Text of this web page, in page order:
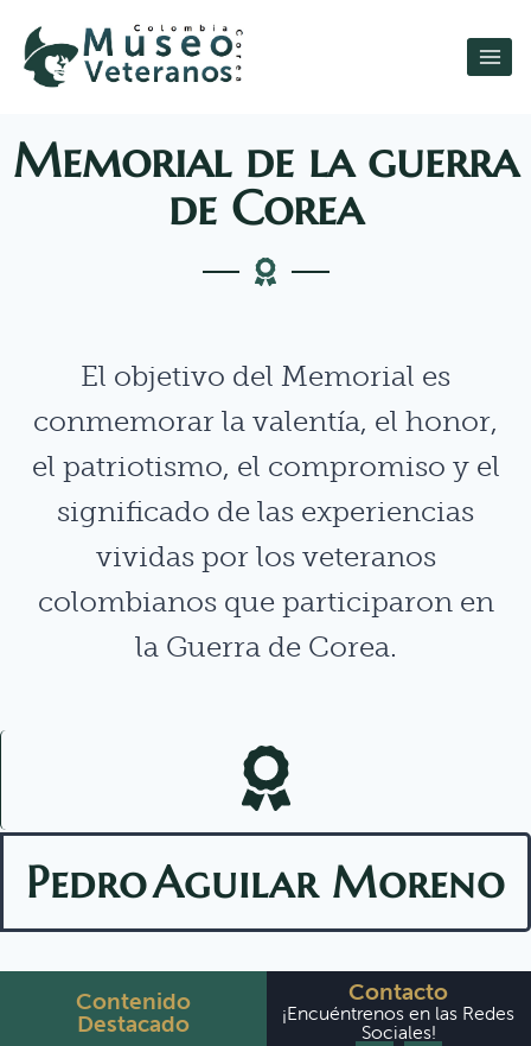
Memorial de la guerra
de Corea
El objetivo del Memorial es
conmemorar la valentía, el honor,
el patriotismo, el compromiso y el
significado de las experiencias
vividas por los veteranos
colombianos que participaron en
la Guerra de Corea.
PedroAguilar Moreno
Contenido
Destacado
Contacto
¡Encuéntrenos en las Redes
Sociales!